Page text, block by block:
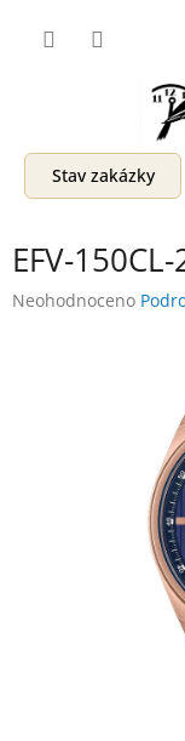
Stav zakázky
EFV-150CL-
Průměrné
Neohodnoceno